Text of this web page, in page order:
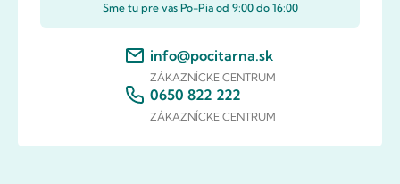
Sme tu pre vás Po-Pia od 9:00 do 16:00
info@pocitarna.sk
ZÁKAZNÍCKE CENTRUM
0650 822 222
ZÁKAZNÍCKE CENTRUM